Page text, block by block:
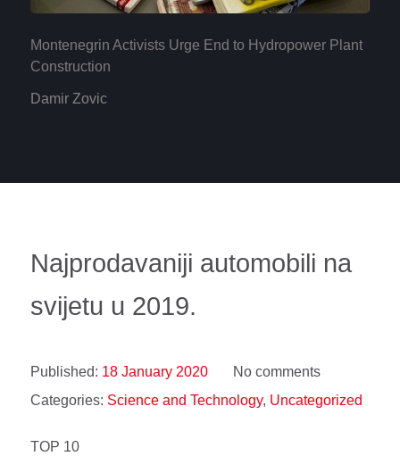
Montenegrin Activists Urge End to Hydropower Plant
Construction
Damir Zovic
Najprodavaniji automobili na
svijetu u 2019.
Published: 18 January 2020
No comments
Categories: Science and Technology, Uncategorized
TOP 10